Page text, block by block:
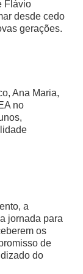
Flávio
desde cedo
gerações.
Ana Maria,
no
a
jornada para
os
de
do